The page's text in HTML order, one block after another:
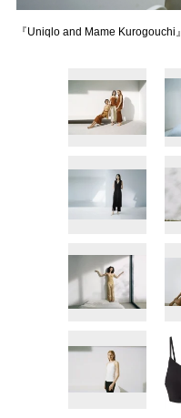
『Uniqlo and Mame Kurogouchi』